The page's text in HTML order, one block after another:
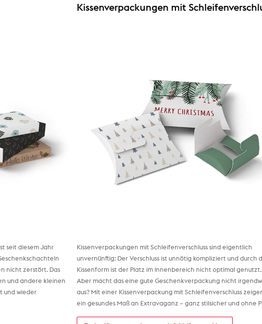
seit diesem Jahr
nicht zerstört. Das
und andere kleinen
und wieder
Kissenverpackungen mit
Kissenverpackungen mit Schleifenverschluss sind eigentlich
unvernünftig: Der Verschluss ist unnötig kompliziert und durch
Kissenform ist der Platz im Innenbereich nicht optimal genutzt.
Aber macht das eine gute Geschenkverpackung nicht
aus? Mit einer Kissenverpackung mit Schleifenverschluss
ein gesundes Maß an Extravaganz – ganz stilsicher und ohne